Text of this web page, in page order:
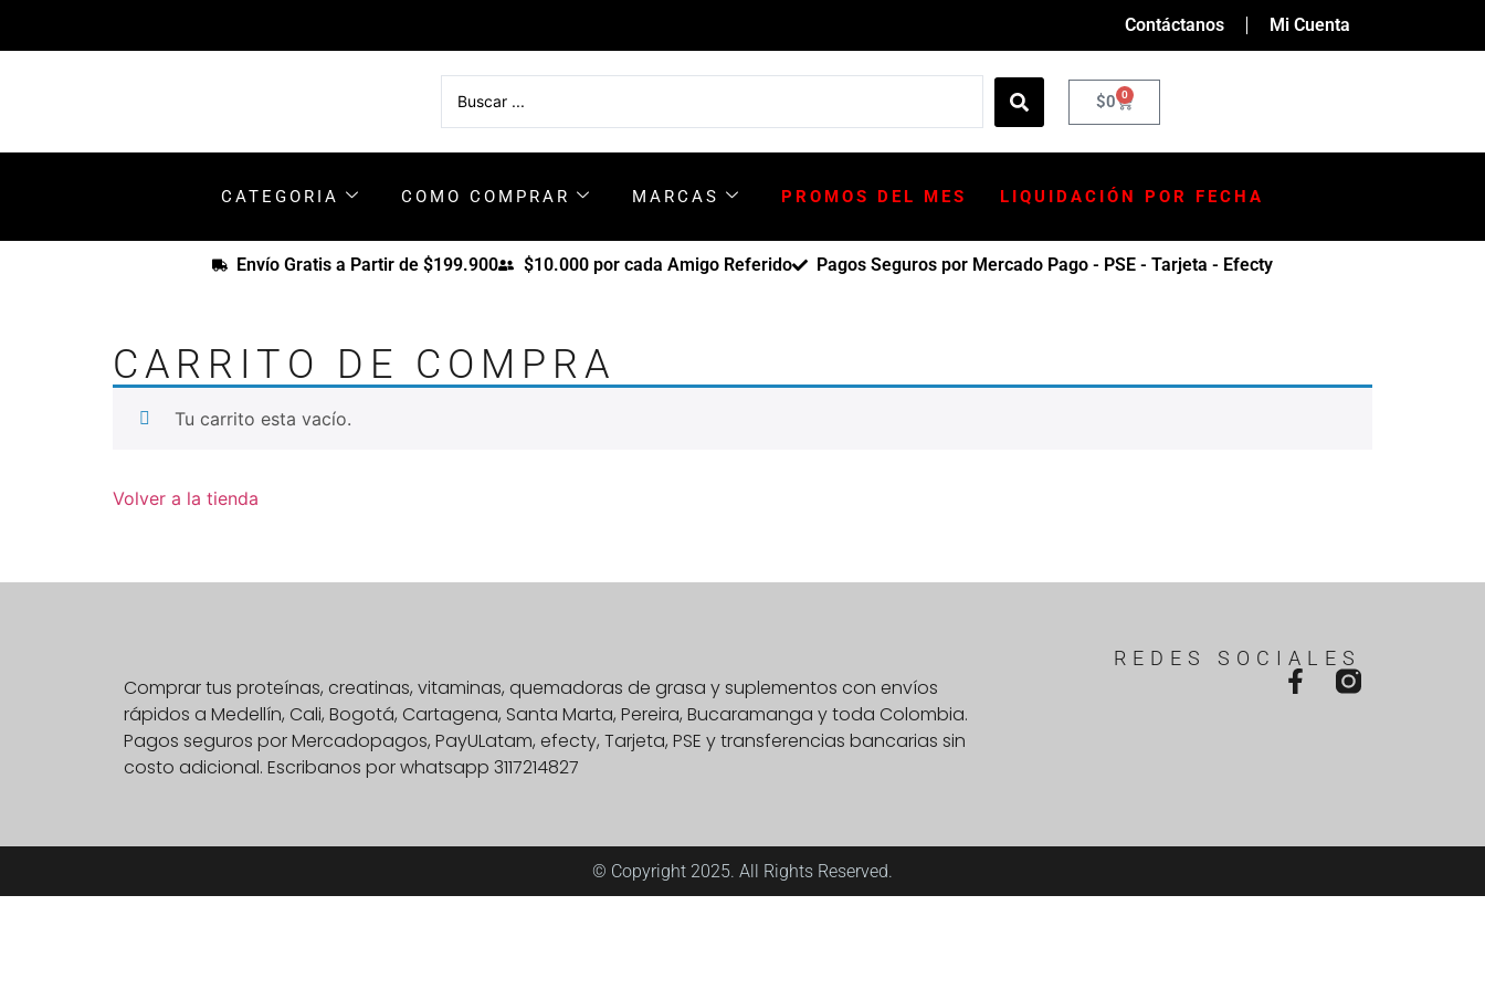
Contáctanos Mi Cuenta
$0 0
CATEGORIA COMO COMPRAR MARCAS PROMOS DEL MES LIQUIDACIÓN POR FECHA
Envío Gratis a Partir de $199.900 $10.000 por cada Amigo Referido Pagos Seguros por Mercado Pago - PSE - Tarjeta - Efecty
CARRITO DE COMPRA
Tu carrito esta vacío.
Volver a la tienda
Comprar tus proteínas, creatinas, vitaminas, quemadoras de grasa y suplementos con envíos
rápidos a Medellín, Cali, Bogotá, Cartagena, Santa Marta, Pereira, Bucaramanga y toda Colombia.
Pagos seguros por Mercadopagos, PayULatam, efecty, Tarjeta, PSE y transferencias bancarias sin
costo adicional. Escribanos por whatsapp 3117214827
REDES SOCIALES
© Copyright 2025. All Rights Reserved.